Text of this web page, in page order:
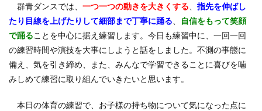
群青ダンスでは、 一つ一つの動きを大きくする、 指先を伸ばし
たり目線を上げたりして細部まで丁寧に踊る、
自信をもって笑顔
で踊ることを中心に据え練習します。今日も練習中に、一回一回
の練習時間や演技を大事にしようと話をしました。不測の事態に
備え、気を引き締め、また、みんなで学習できることに喜びを噛
みしめて練習に取り組んでいきたいと思います。
本日の体育の練習で、お子様の持ち物について気になった点に